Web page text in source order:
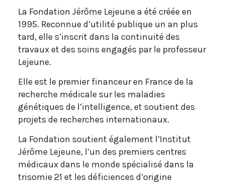
La Fondation Jérôme Lejeune a été créée en
1995. Reconnue d’utilité publique un an plus
tard, elle s’inscrit dans la continuité des
travaux et des soins engagés par le professeur
Lejeune.
Elle est le premier financeur en France de la
recherche médicale sur les maladies
génétiques de l’intelligence, et soutient des
projets de recherches internationaux.
La Fondation soutient également l’Institut
Jérôme Lejeune, l’un des premiers centres
médicaux dans le monde spécialisé dans la
trisomie 21 et les déficiences d’origine